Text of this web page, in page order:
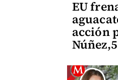
EU
acción